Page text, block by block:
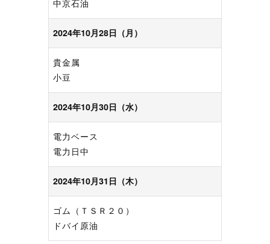
中京石油
2024年10月28日（月）
貴金属
小豆
2024年10月30日（水）
電力ベース
電力日中
2024年10月31日（木）
ゴム（ＴＳＲ２０）
ドバイ原油